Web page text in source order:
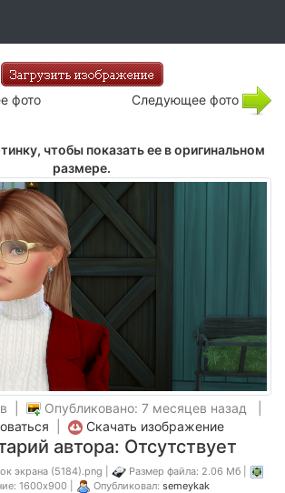
фото Следующее фото
чтобы показать ее в оригинальном
размере.
|
Опубликовано: 7 месяцев назад |
Скачать изображение
автора: Отсутствует
экрана (5184).png |
Размер файла: 2.06 Мб |
1600x900 |
Опубликовал: semeykak